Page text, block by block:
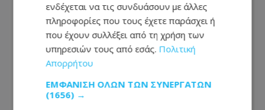
Θυρεοειδής: Τι να τρώτε και τι να
αποφεύγετε – Τα τρόφιμα και τα
ενδέχεται να τις συνδυάσουν με άλλες
πληροφορίες που τους έχετε παράσχει ή
που έχουν συλλέξει από τη χρήση των
υπηρεσιών τους από εσάς. Πολιτική
Απορρήτου
ΕΜΦΆΝΙΣΗ ΌΛΩΝ ΤΩΝ ΣΥΝΕΡΓΑΤΏΝ
(1656) →